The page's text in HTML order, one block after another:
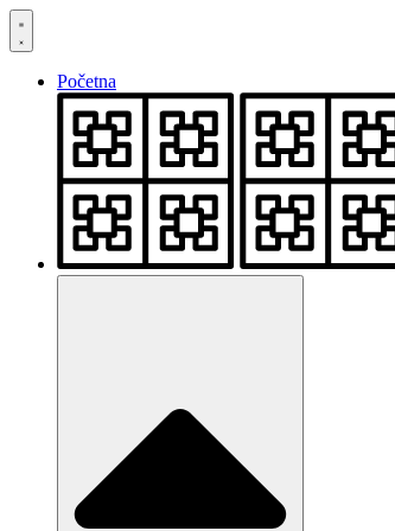
Skočite
na
Početna